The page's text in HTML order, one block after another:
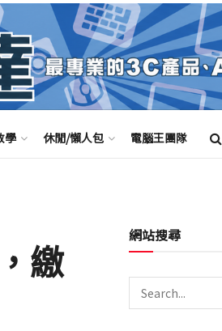
學 休閒/懶人包 電腦王團隊
繳
網站搜尋